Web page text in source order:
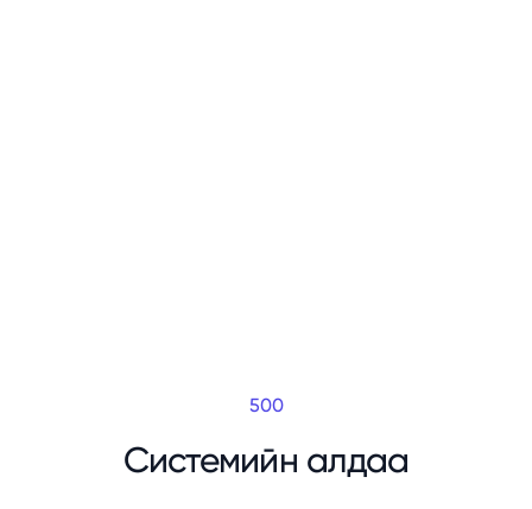
500
Системийн алдаа